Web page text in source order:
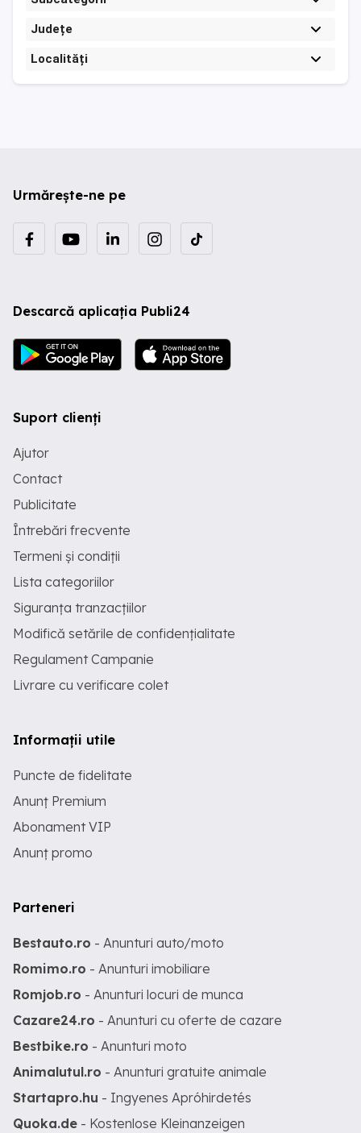
Județe
Localități
Urmărește-ne pe
Descarcă aplicația Publi24
Suport clienți
Ajutor
Contact
Publicitate
Întrebări frecvente
Termeni și condiții
Lista categoriilor
Siguranța tranzacțiilor
Modifică setările de confidențialitate
Regulament Campanie
Livrare cu verificare colet
Informații utile
Puncte de fidelitate
Anunț Premium
Abonament VIP
Anunț promo
Parteneri
Bestauto.ro - Anunturi auto/moto
Romimo.ro - Anunturi imobiliare
Romjob.ro - Anunturi locuri de munca
Cazare24.ro - Anunturi cu oferte de cazare
Bestbike.ro - Anunturi moto
Animalutul.ro - Anunturi gratuite animale
Startapro.hu - Ingyenes Apróhirdetés
Quoka.de - Kostenlose Kleinanzeigen